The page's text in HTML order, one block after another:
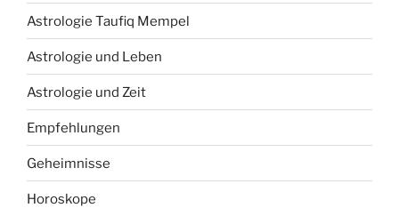
Astrologie Taufiq Mempel
Astrologie und Leben
Astrologie und Zeit
Empfehlungen
Geheimnisse
Horoskope